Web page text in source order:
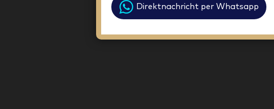
Direktnachricht per Whatsapp